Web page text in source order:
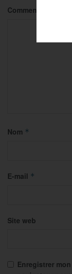
Commentaire
Nom *
E-mail *
Site web
Enregistrer